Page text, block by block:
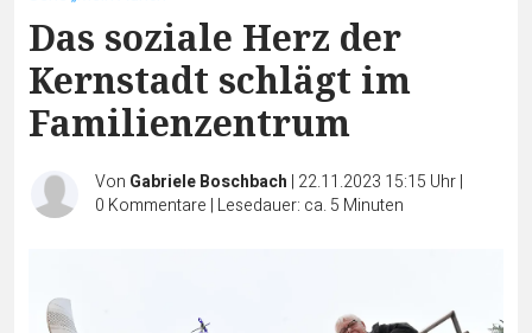
Das soziale Herz der
Kernstadt schlägt im
Familienzentrum
Von Gabriele Boschbach | 22.11.2023 15:15 Uhr|
0 Kommentare | Lesedauer: ca. 5 Minuten